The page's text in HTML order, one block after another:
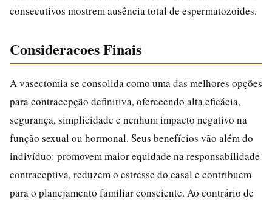
consecutivos mostrem ausência total de espermatozoides.
Consideracoes Finais
A vasectomia se consolida como uma das melhores opções
para contracepção definitiva, oferecendo alta eficácia,
segurança, simplicidade e nenhum impacto negativo na
função sexual ou hormonal. Seus benefícios vão além do
indivíduo: promovem maior equidade na responsabilidade
contraceptiva, reduzem o estresse do casal e contribuem
para o planejamento familiar consciente. Ao contrário de